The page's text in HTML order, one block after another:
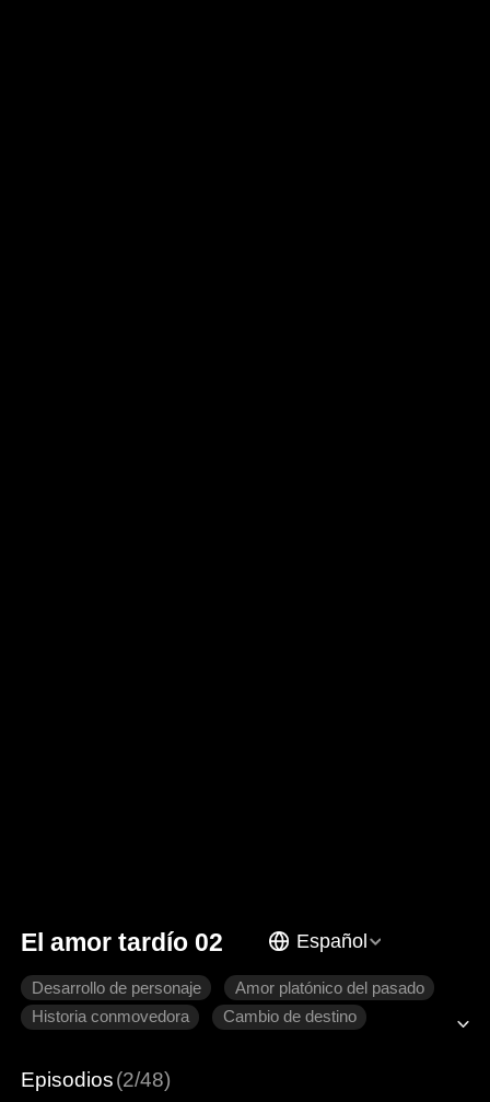
El amor tardío 02 Español
Desarrollo de personaje
Amor platónico del pasado
Historia conmovedora
Cambio de destino
Episodios(2/48)